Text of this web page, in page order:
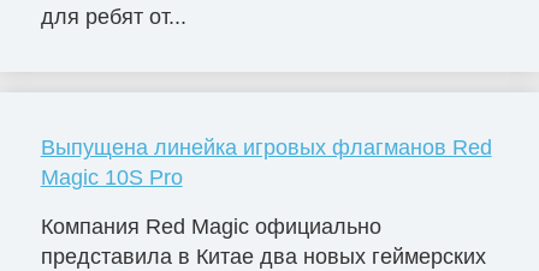
для ребят от...
Выпущена линейка игровых флагманов Red
Magic 10S Pro
Компания Red Magic официально
представила в Китае два новых геймерских